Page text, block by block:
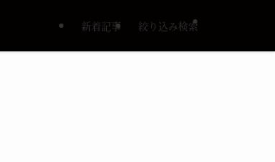
新着記事 絞り込み検索